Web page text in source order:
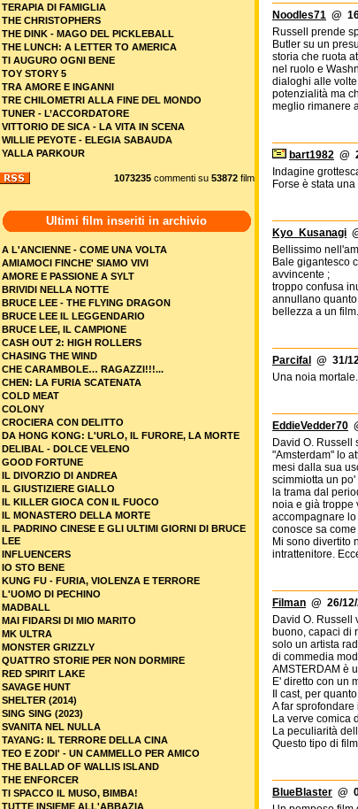
Noodles71 @
Russell prende
Butler su un
storia che ruota
nel ruolo e
dialoghi alle
potenzialità ma
meglio rimanere
bart1982 @
Indagine
Forse è stata
Kyo_Kusanagi
Bellissimo
Bale gigantesco
avvincente ;
troppo confusa
annullano
bellezza a un
Parcifal
@ 31/
Una noia
EddieVedder70
David O.
"Amsterdam" lo
mesi dalla sua
scimmiotta un
la trama dal
noia e già troppe
accompagnare
conosce sa
Mi sono divertito
intrattenitore.
Filman @ 26/
David O.
buono, capaci di
solo un artista
di commedia
AMSTERDAM è
E' diretto con un
Il cast, per
A far
La verve comica
La peculiarità
Questo tipo di
BlueBlaster @
TERAPIA DI FAMIGLIA
THE CHRISTOPHERS
THE DINK - MAGO DEL PICKLEBALL
THE LUNCH: A LETTER TO AMERICA
TI AUGURO OGNI BENE
TOY STORY 5
TRA AMORE E INGANNI
TRE CHILOMETRI ALLA FINE DEL MONDO
TUNER - L’ACCORDATORE
VITTORIO DE SICA - LA VITA IN SCENA
WILLIE PEYOTE - ELEGIA SABAUDA
YALLA PARKOUR
1073235 commenti su 53872 film
Ultimi film inseriti in archivio
A L'ANCIENNE - COME UNA VOLTA
AMIAMOCI FINCHE' SIAMO VIVI
AMORE E PASSIONE A SYLT
BRIVIDI NELLA NOTTE
BRUCE LEE - THE FLYING DRAGON
BRUCE LEE IL LEGGENDARIO
BRUCE LEE, IL CAMPIONE
CASH OUT 2: HIGH ROLLERS
CHASING THE WIND
CHE CARAMBOLE… RAGAZZI!!!...
CHEN: LA FURIA SCATENATA
COLD MEAT
COLONY
CROCIERA CON DELITTO
DA HONG KONG: L'URLO, IL FURORE, LA MORTE
DELIBAL - DOLCE VELENO
GOOD FORTUNE
IL DIVORZIO DI ANDREA
IL GIUSTIZIERE GIALLO
IL KILLER GIOCA CON IL FUOCO
IL MONASTERO DELLA MORTE
IL PADRINO CINESE E GLI ULTIMI GIORNI DI BRUCE
LEE
INFLUENCERS
IO STO BENE
KUNG FU - FURIA, VIOLENZA E TERRORE
L'UOMO DI PECHINO
MADBALL
MAI FIDARSI DI MIO MARITO
MK ULTRA
MONSTER GRIZZLY
QUATTRO STORIE PER NON DORMIRE
RED SPIRIT LAKE
SAVAGE HUNT
SHELTER (2014)
SING SING (2023)
SVANITA NEL NULLA
TAYANG: IL TERRORE DELLA CINA
TEO E ZODI' - UN CAMMELLO PER AMICO
THE BALLAD OF WALLIS ISLAND
THE ENFORCER
TI SPACCO IL MUSO, BIMBA!
TUTTE INSIEME ALL'ABBAZIA